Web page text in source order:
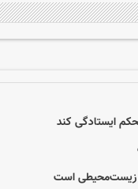
ایستادگی کند
زیست‌محیطی است